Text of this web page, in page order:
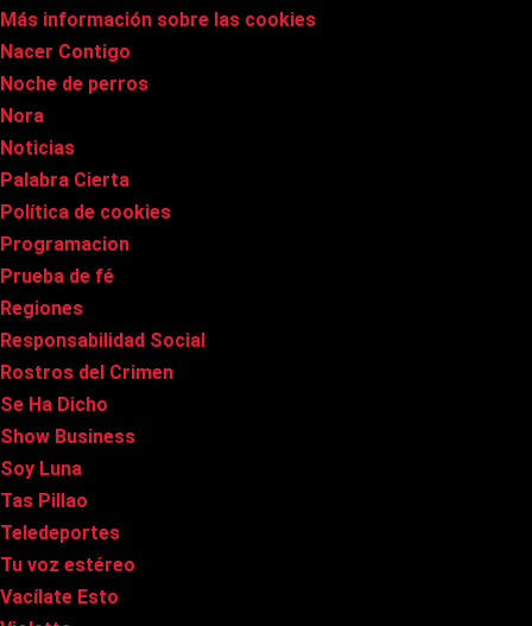
Más información sobre las cookies
Nacer Contigo
Noche de perros
Nora
Noticias
Palabra Cierta
Política de cookies
Programacion
Prueba de fé
Regiones
Responsabilidad Social
Rostros del Crimen
Se Ha Dicho
Show Business
Soy Luna
Tas Pillao
Teledeportes
Tu voz estéreo
Vacílate Esto